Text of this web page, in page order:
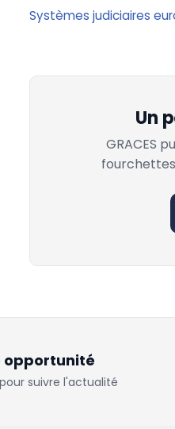
Systèmes judiciaires
Un
GRACES
opportunité
suivre l'actualité